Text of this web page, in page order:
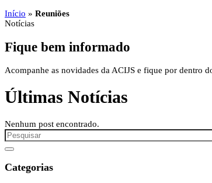
Início » Reuniões
Notícias
Fique bem informado
Acompanhe as novidades da ACIJS e fique por dentro
Últimas Notícias
Nenhum post encontrado.
Categorias